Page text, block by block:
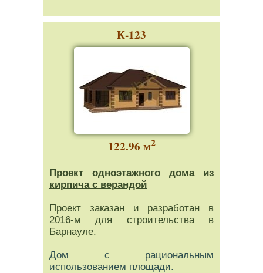
К-123
122.96 м2
Проект одноэтажного дома из
кирпича с верандой
Проект заказан и разработан в
2016-м для строительства в
Барнауле.
Дом с рациональным
использованием площади.